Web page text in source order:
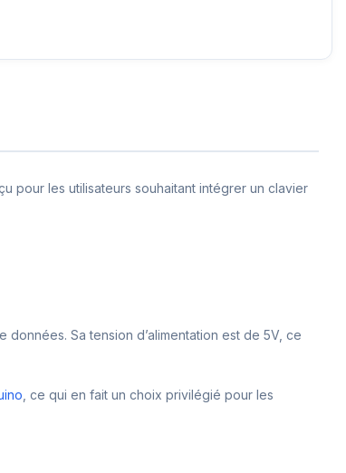
pour les utilisateurs souhaitant intégrer un clavier
Sa tension d’alimentation est de 5V, ce
, ce qui en fait un choix privilégié pour les